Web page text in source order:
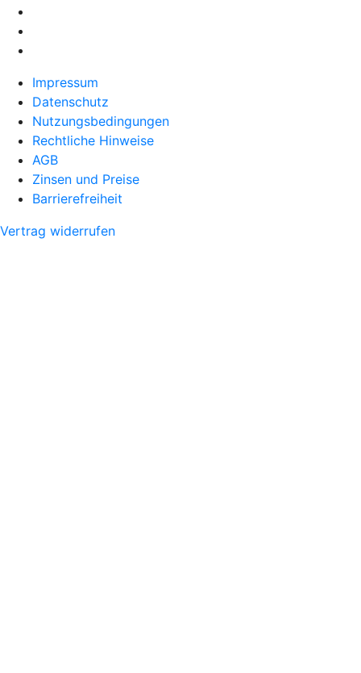
Impressum
Datenschutz
Nutzungsbedingungen
Rechtliche Hinweise
AGB
Zinsen und Preise
Barrierefreiheit
Vertrag widerrufen